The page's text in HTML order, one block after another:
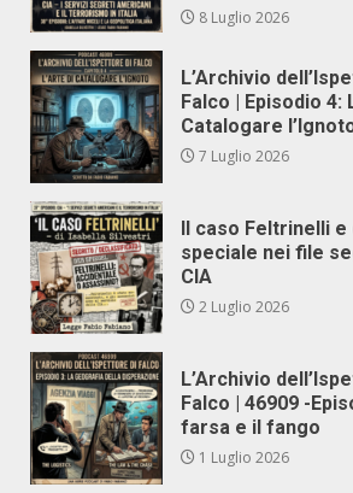
8 Luglio 2026
L’Archivio
Falco | Episodio 4:
Catalogare
7 Luglio 2026
Il caso Feltrinelli e
speciale nei file
CIA
2 Luglio 2026
L’Archivio
Falco | 46909 -
farsa e il fango
1 Luglio 2026